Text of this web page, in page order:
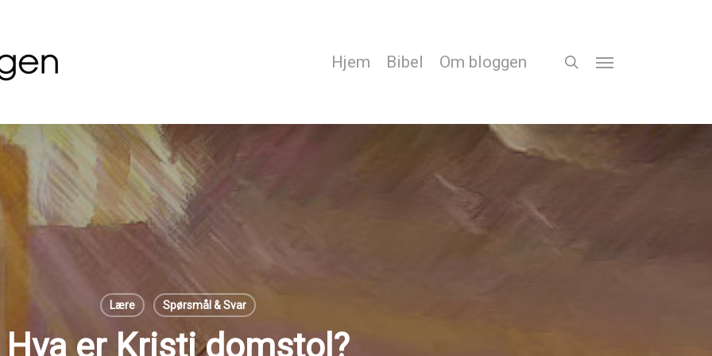
Hjem Bibel Om bloggen search
Menu
Lære Spørsmål & Svar
Hva er Kristi domstol?